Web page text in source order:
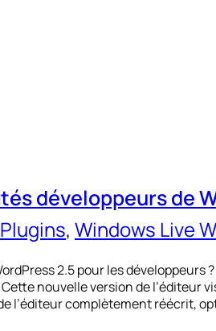
développeurs de
Plugins, Windows Live
2.5 pour les
nouvelle version de l’éditeur
l’éditeur complètement réécrit,